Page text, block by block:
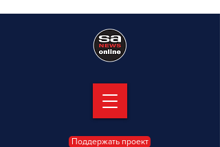
Поддержать проект